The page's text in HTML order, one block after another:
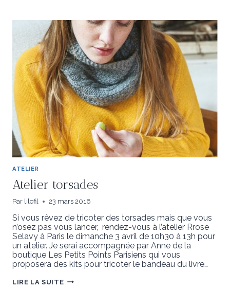
ATELIER
Atelier torsades
Par lilofil 23 mars 2016
Si vous rêvez de tricoter des torsades mais que vous
n’osez pas vous lancer, rendez-vous à l’atelier Rrose
Selavy à Paris le dimanche 3 avril de 10h30 à 13h pour
un atelier. Je serai accompagnée par Anne de la
boutique Les Petits Points Parisiens qui vous
proposera des kits pour tricoter le bandeau du livre…
LIRE LA SUITEATELIER